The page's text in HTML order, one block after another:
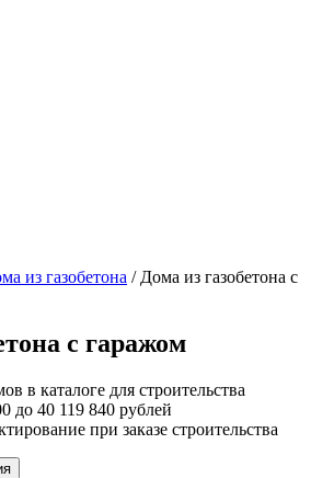
из газобетона / Дома из газобетона с
с гаражом
в каталоге для строительства
до 40 119 840 рублей
при заказе строительства